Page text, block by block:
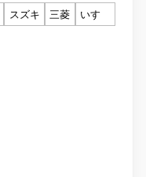
スズキ 三菱
いすゞ